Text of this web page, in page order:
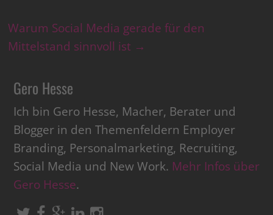
Warum Social Media gerade für den
Mittelstand sinnvoll ist →
Gero Hesse
Ich bin Gero Hesse, Macher, Berater und
Blogger in den Themenfeldern Employer
Branding, Personalmarketing, Recruiting,
Social Media und New Work. Mehr Infos über
Gero Hesse.